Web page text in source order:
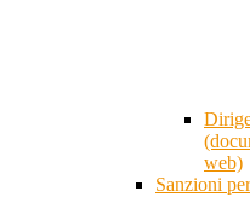
web)
Sanzioni